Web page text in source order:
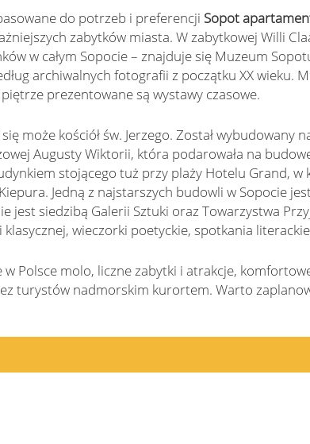
do potrzeb i preferencji Sopot
zabytków miasta. W zabytkowej Willi
w całym Sopocie – znajduje się Muzeum
archiwalnych fotografii z początku XX wieku.
prezentowane są wystawy czasowe.
może kościół św. Jerzego. Został wybudowany
Augusty Wiktorii, która podarowała na
stojącego tuż przy plaży Hotelu Grand,
Jedną z najstarszych budowli w Sopocie
jest siedzibą Galerii Sztuki oraz Towarzystwa
wieczorki poetyckie, spotkania
w Polsce molo, liczne zabytki i atrakcje,
turystów nadmorskim kurortem. Warto